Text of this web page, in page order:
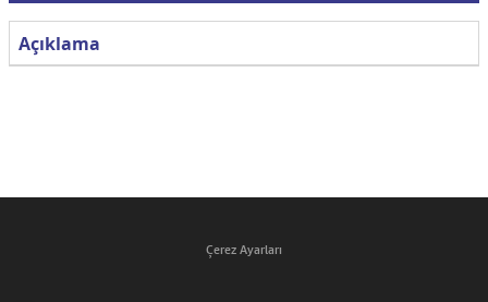
Açıklama
Çerez Ayarları